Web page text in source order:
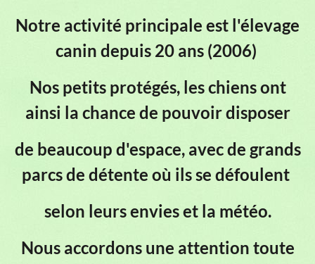
Notre activité principale est l'élevage
canin depuis 20 ans (2006)
Nos petits protégés, les chiens ont
ainsi la chance de pouvoir disposer
de beaucoup d'espace, avec de grands
parcs de détente où ils se défoulent
selon leurs envies et la météo.
Nous accordons une attention toute